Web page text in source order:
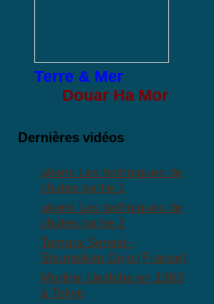
Terre & Mer
Douar Ha Mor
Dernières vidéos
ukemi Les techniques de
chutes partie 1
ukemi Les techniques de
chutes partie 2
Tamura Sensei -
Shumeikan Dojo (France)
Morihei Ueshiba en 1960
à Tokyo